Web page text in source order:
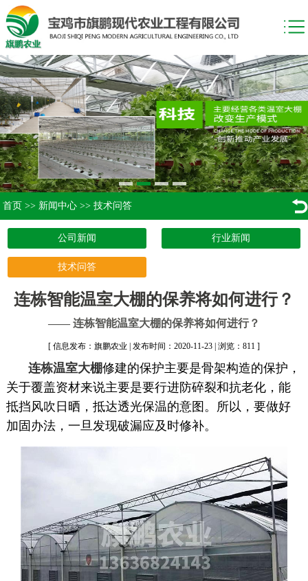
首页 >> 新闻中心 >> 技术问答
公司新闻 行业新闻
技术问答
连栋智能温室大棚的保养将如何进行？
—— 连栋智能温室大棚的保养将如何进行？
[ 信息发布：旗鹏农业 | 发布时间：2020-11-23 | 浏览：811 ]
连栋温室大棚修建的保护主要是骨架构造的保护，
关于覆盖资材来说主要是要行进防碎裂和抗老化，能
抵挡风吹日晒，抵达透光保温的意图。所以，要做好
加固办法，一旦发现破漏应及时修补。